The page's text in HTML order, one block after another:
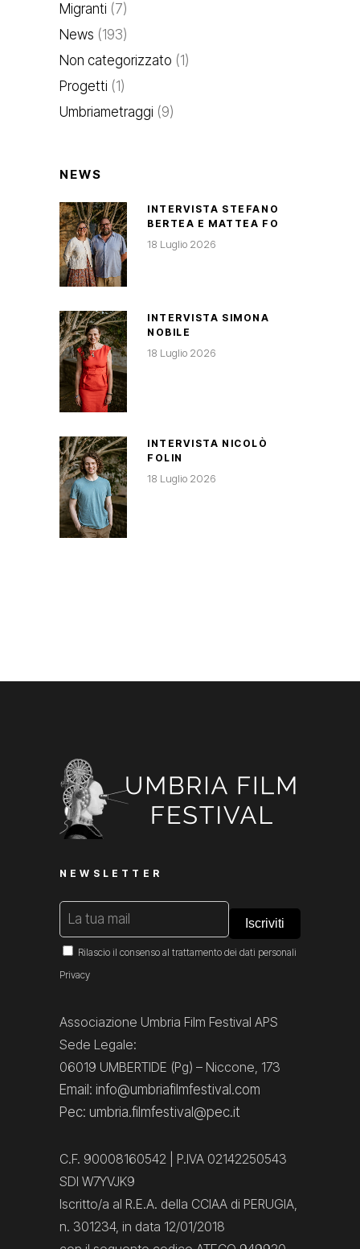
Migranti (7)
News (193)
Non categorizzato (1)
Progetti (1)
Umbriametraggi (9)
NEWS
INTERVISTA STEFANO
BERTEA E MATTEA FO
18 Luglio 2026
INTERVISTA SIMONA
NOBILE
18 Luglio 2026
INTERVISTA NICOLÒ
FOLIN
18 Luglio 2026
NEWSLETTER
Rilascio il consenso al trattamento dei dati personali
Privacy
Associazione Umbria Film Festival APS
Sede Legale:
06019 UMBERTIDE (Pg) – Niccone, 173
Email: info@umbriafilmfestival.com
Pec: umbria.filmfestival@pec.it
C.F. 90008160542 | P.IVA 02142250543
SDI W7YVJK9
Iscritto/a al R.E.A. della CCIAA di PERUGIA,
n. 301234, in data 12/01/2018